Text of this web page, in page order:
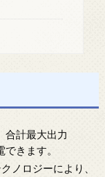
合計最大出力
きます。
ノロジーにより、